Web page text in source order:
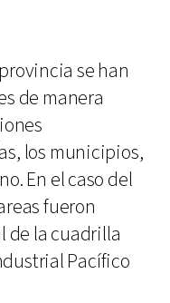
se han
de manera
los municipios,
En el caso del
fueron
de la cuadrilla
Pacífico